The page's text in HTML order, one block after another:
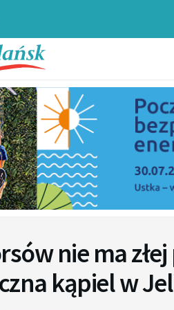
nie ma
kąpiel w